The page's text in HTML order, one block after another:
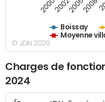
Boissay
Moyenne
2000200220062008
© JDN 2026
Charges de
2024